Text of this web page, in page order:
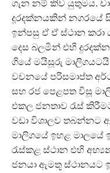
ගැන නම් කිව යුතුමය.
දූරදක්නයකින් නගරයේ
ඉන්පසු ඒ ඒ ස්ථාන
දෙස බලමින් එහි
ගියේ මයිසූරු
වචනයේ පරිසමාප්ත
සහ රජ පෙළපත විසූ
එකල ජනතාව රැස්
වඩා විශාලව තබන්නට
මාලිගයේ ඉහළ මාලයේ
රැස්කළ ස්ථාන එහි
ජනයා ඇමතූ ස්ථානයට